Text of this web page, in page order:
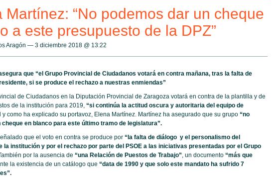
Martínez: “No podemos dar un cheque
a este presupuesto de la DPZ”
Aragón — 3 diciembre 2018 @ 13:22
que “el Grupo Provincial de Ciudadanos votará en contra mañana, tras la falta de
si se produce el rechazo a nuestras enmiendas”
de Ciudadanos en la Diputación Provincial de Zaragoza votará en contra de la plantilla y de
de la institución para 2019, “si continúa la actitud oscura y autoritaria del equipo de
como ha explicado su portavoz, Elena Martínez. Martínez ha asegurado que su grupo “no
cheque en blanco para este último tramo de legislatura”.
que el voto en contra se produce por “la falta de diálogo y el personalismo del
la institución y por el rechazo por parte del PSOE a las iniciativas presentadas por el Grupo
por la ausencia de “una Relación de Puestos de Trabajo”, un documento“más que
la existencia de un catálogo que “data de 1990 y que solo este mandato ha sufrido 7